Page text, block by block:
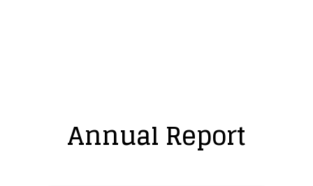
Annual Report